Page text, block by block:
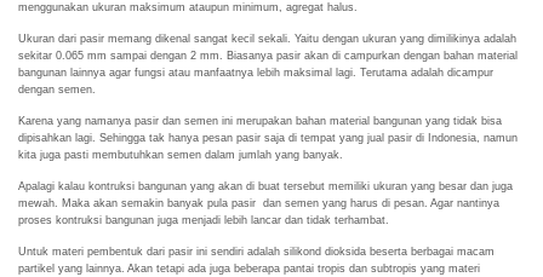
menggunakan ukuran maksimum ataupun minimum, agregat halus.
Ukuran dari pasir memang dikenal sangat kecil sekali. Yaitu dengan ukuran yang dimilikinya adalah
sekitar 0.065 mm sampai dengan 2 mm. Biasanya pasir akan di campurkan dengan bahan material
bangunan lainnya agar fungsi atau manfaatnya lebih maksimal lagi. Terutama adalah dicampur
dengan semen.
Karena yang namanya pasir dan semen ini merupakan bahan material bangunan yang tidak bisa
dipisahkan lagi. Sehingga tak hanya pesan pasir saja di tempat yang jual pasir di Indonesia, namun
kita juga pasti membutuhkan semen dalam jumlah yang banyak.
Apalagi kalau kontruksi bangunan yang akan di buat tersebut memiliki ukuran yang besar dan juga
mewah. Maka akan semakin banyak pula pasir dan semen yang harus di pesan. Agar nantinya
proses kontruksi bangunan juga menjadi lebih lancar dan tidak terhambat.
Untuk materi pembentuk dari pasir ini sendiri adalah silikond dioksida beserta berbagai macam
partikel yang lainnya. Akan tetapi ada juga beberapa pantai tropis dan subtropis yang materi